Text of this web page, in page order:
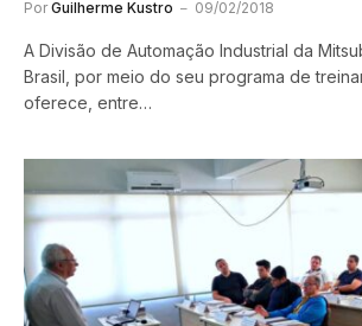
Por Guilherme Kustro 09/02/2018
A Divisão de Automação Industrial da
Brasil, por meio do seu programa de
oferece, entre…